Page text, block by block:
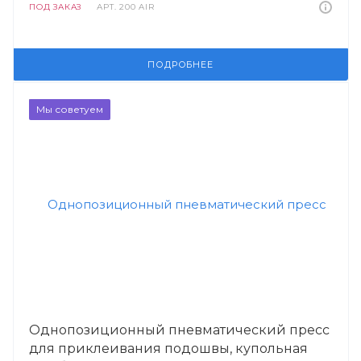
ПОД ЗАКАЗ АРТ.200 AIR
ПОДРОБНЕЕ
Мы советуем
Однопозиционный пневматический пресс
для приклеивания подошвы, купольная